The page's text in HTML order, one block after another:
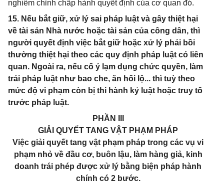
nghiêm chỉnh chấp hành quyết định của cơ quan đó.
15. Nếu bắt giữ, xử lý sai pháp luật và gây thiệt hại
về tài sản Nhà nước hoặc tài sản của công dân, thì
người quyết định việc bắt giữ hoặc xử lý phải bồi
thường thiệt hại theo các quy định pháp luật có liên
quan. Ngoài ra, nếu cố ý lạm dụng chức quyền, làm
trái pháp luật như bao che, ăn hối lộ... thì tuỳ theo
mức độ vi phạm còn bị thi hành kỷ luật hoặc truy tố
trước pháp luật.
PHẦN III
GIẢI QUYẾT TANG VẬT PHẠM PHÁP
Việc giải quyết tang vật phạm pháp trong các vụ vi
phạm nhỏ về đầu cơ, buôn lậu, làm hàng giả, kinh
doanh trái phép được xử lý bằng biện pháp hành
chính có 2 bước.